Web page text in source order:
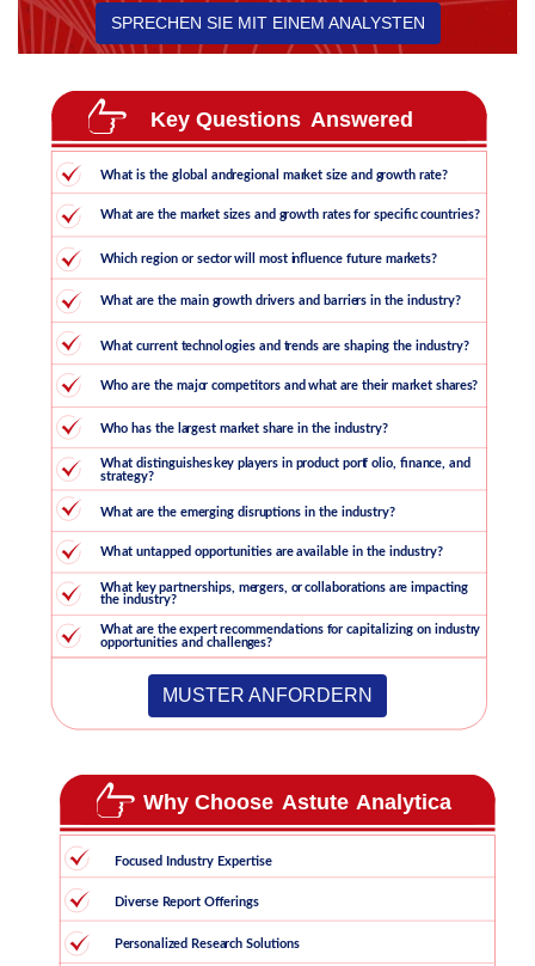
SPRECHEN SIE MIT EINEM ANALYSTEN
MUSTER ANFORDERN